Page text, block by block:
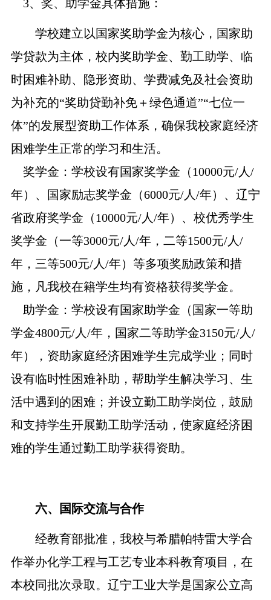
3、奖、助学金具体措施：
学校建立以国家奖助学金为核心，国家助
学贷款为主体，校内奖助学金、勤工助学、临
时困难补助、隐形资助、学费减免及社会资助
为补充的“奖助贷勤补免＋绿色通道”“七位一
体”的发展型资助工作体系，确保我校家庭经济
困难学生正常的学习和生活。
奖学金：学校设有国家奖学金（10000元/人/
年）、国家励志奖学金（6000元/人/年）、辽宁
省政府奖学金（10000元/人/年）、校优秀学生
奖学金（一等3000元/人/年，二等1500元/人/
年，三等500元/人/年）等多项奖励政策和措
施，凡我校在籍学生均有资格获得奖学金。
助学金：学校设有国家助学金（国家一等助
学金4800元/人/年，国家二等助学金3150元/人/
年），资助家庭经济困难学生完成学业；同时
设有临时性困难补助，帮助学生解决学习、生
活中遇到的困难；并设立勤工助学岗位，鼓励
和支持学生开展勤工助学活动，使家庭经济困
难的学生通过勤工助学获得资助。
六、国际交流与合作
经教育部批准，我校与希腊帕特雷大学合
作举办化学工程与工艺专业本科教育项目，在
本校同批次录取。辽宁工业大学是国家公立高